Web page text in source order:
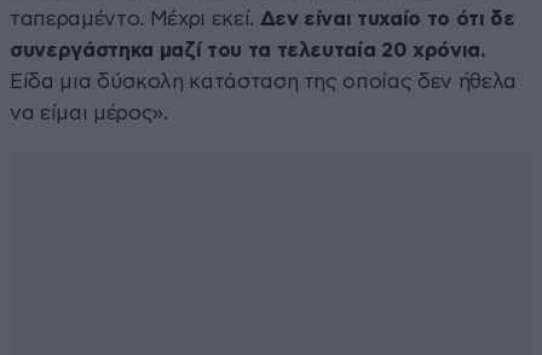
ταπεραμέντο. Μέχρι εκεί. Δεν είναι τυχαίο το ότι δε
συνεργάστηκα μαζί του τα τελευταία 20 χρόνια.
Είδα μια δύσκολη κατάσταση της οποίας δεν ήθελα
να είμαι μέρος».